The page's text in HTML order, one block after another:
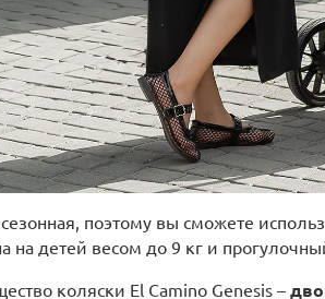
поэтому вы сможете
на детей весом до 9 кг и
коляски El Camino Genesis –